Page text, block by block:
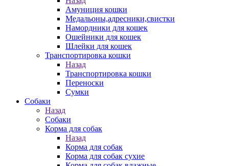
Амуниция кошки
Медальоны,адресники,свистки
Намордники для кошек
Ошейники для кошек
Шлейки для кошек
Транспортировка кошки
Назад
Транспортировка кошки
Переноски
Сумки
Собаки
Назад
Собаки
Корма для собак
Назад
Корма для собак
Корма для собак сухие